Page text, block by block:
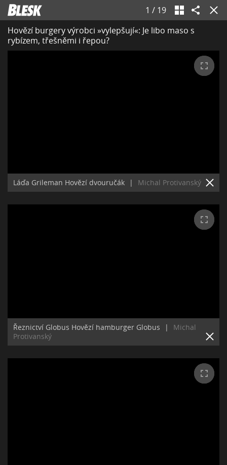
1 / 19
Hovězí burgery výrobci »vylepšují«: Je libo maso s
rybízem, třešněmi i řepou?
Láďa Grileman Hovězí dvouručák | Michal Protivanský
Řeznictví Globus Hovězí hamburger Globus |
Michal
Protivanský